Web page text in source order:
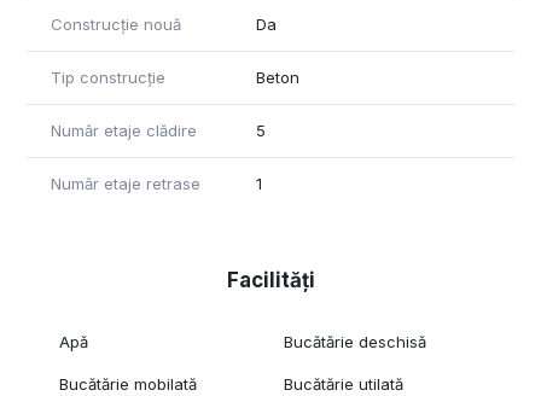
Construcție nouă Da
Tip construcție Beton
Număr etaje clădire 5
Număr etaje retrase 1
Facilități
Apă Bucătărie deschisă
Bucătărie mobilată Bucătărie utilată